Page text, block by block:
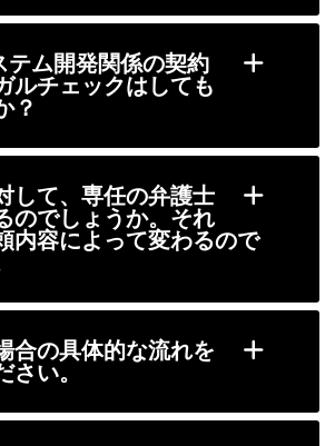
テム開発関係の契約
ルチェックはしても
？
して、専任の弁護士
のでしょうか。それ
内容によって変わるので
合の具体的な流れを
さい。